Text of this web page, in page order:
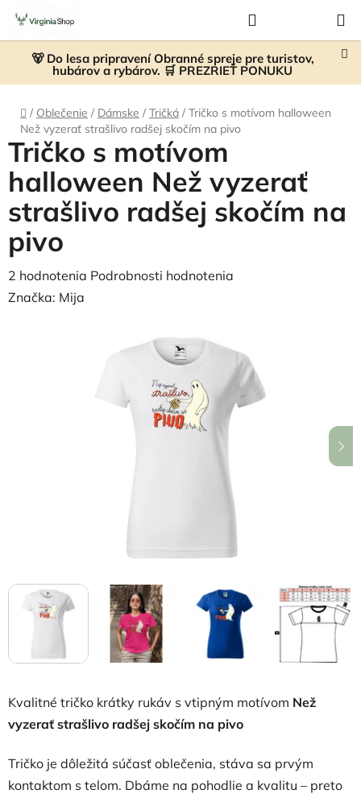
Prejsť
obsah
🐻 Do lesa pripravení Obranné spreje pre turistov,
hubárov a rybárov. 🛒 PREZRIEŤ PONUKU
KOŠÍK
Domov
/ Oblečenie / Dámske / Tričká / Tričko s motívom halloween
Než vyzerať strašlivo radšej skočím na pivo
Kvalitné tričko krátky rukáv s vtipným motívom Než
vyzerať strašlivo radšej skočím na pivo
Tričko je dôležitá súčasť oblečenia, stáva sa prvým
kontaktom s telom. Dbáme na pohodlie a kvalitu – preto
Tričko s motívom
halloween Než vyzerať
strašlivo radšej skočím na
pivo
Priemerné
hodnotenie
2 hodnotenia Podrobnosti hodnotenia
Značka: Mija